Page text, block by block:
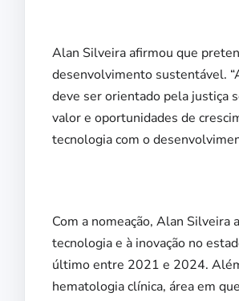
Alan Silveira afirmou que
desenvolvimento sustentável.
deve ser orientado pela justiça
valor e oportunidades de
tecnologia com o
Com a nomeação, Alan Silveira
tecnologia e à inovação no
último entre 2021 e 2024.
hematologia clínica, área em